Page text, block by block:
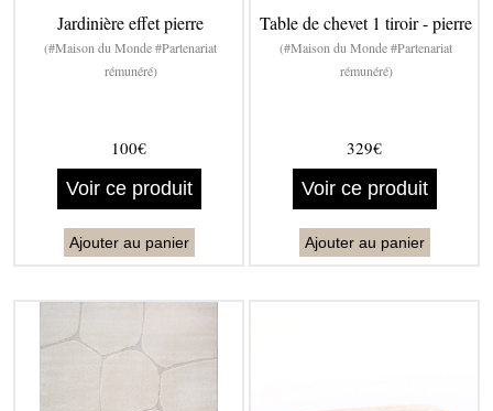
Jardinière effet pierre
(#Maison du Monde #Partenariat
rémunéré)
100€
Voir ce produit
Ajouter au panier
Table de chevet 1 tiroir - pierre
(#Maison du Monde #Partenariat
rémunéré)
329€
Voir ce produit
Ajouter au panier